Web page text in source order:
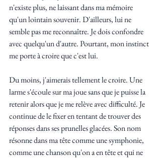
n'existe plus, ne laissant dans ma mémoire
qu'un lointain souvenir. D'ailleurs, lui ne
semble pas me reconnaître. Je dois confondre
avec quelqu'un d'autre. Pourtant, mon instinct
me porte à croire que c'est lui.
Du moins, j'aimerais tellement le croire. Une
larme s'écoule sur ma joue sans que je puisse la
retenir alors que je me relève avec difficulté. Je
continue de le fixer en tentant de trouver des
réponses dans ses prunelles glacées. Son nom
résonne dans ma tête comme une symphonie,
comme une chanson qu'on a en tête et qui ne